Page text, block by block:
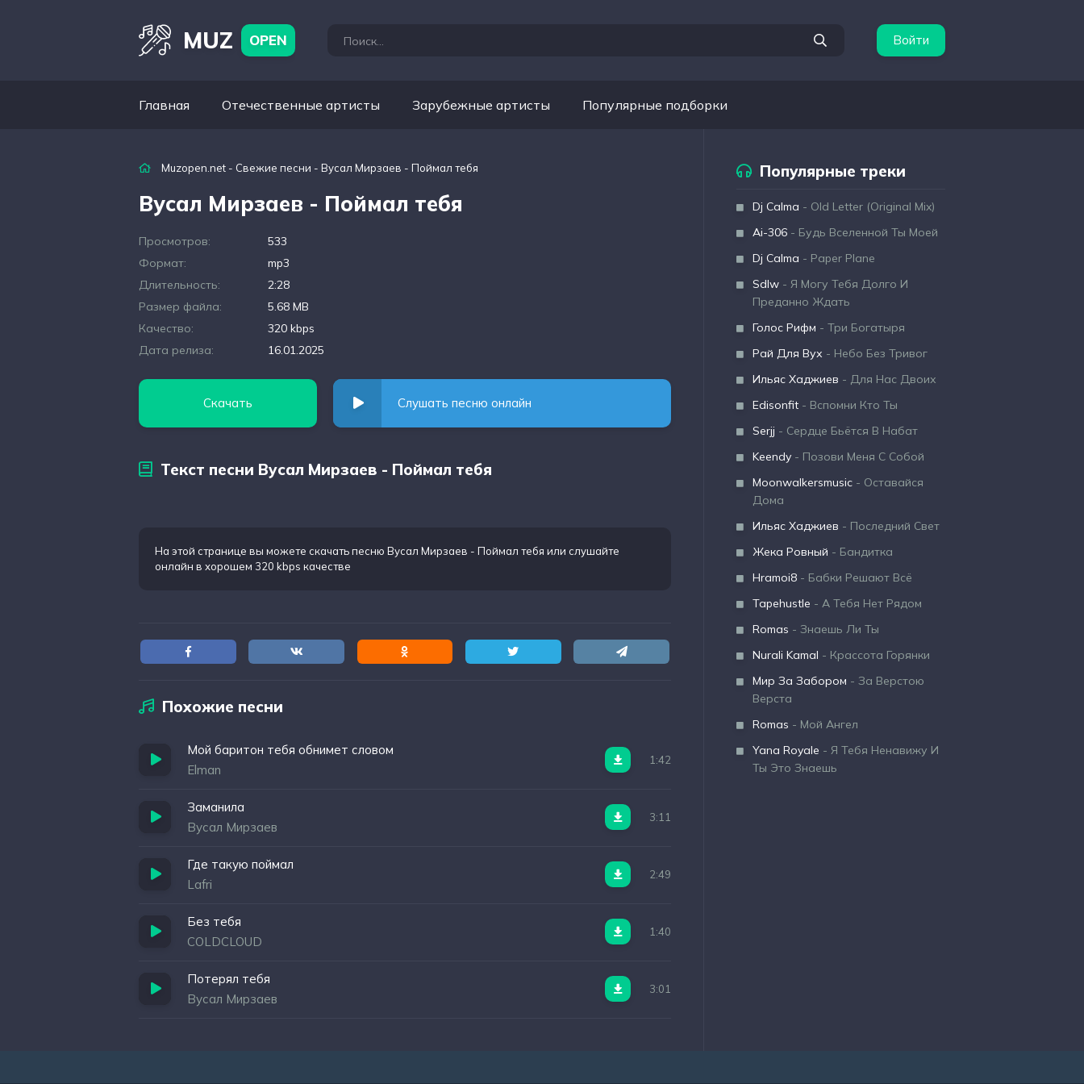
MUZ OPEN Войти
Главная Отечественные артисты Зарубежные артисты Популярные подборки
Muzopen.net - Свежие песни - Вусал Мирзаев - Поймал тебя
Вусал Мирзаев - Поймал тебя
Просмотров:
533
Формат:
mp3
Длительность:
2:28
Размер файла:
5.68 MB
Качество:
320 kbps
Дата релиза:
16.01.2025
Скачать Слушать песню онлайн
Текст песни Вусал Мирзаев - Поймал тебя
На этой странице вы можете скачать песню Вусал Мирзаев - Поймал тебя или слушайте
онлайн в хорошем 320 kbps качестве
Похожие песни
Мой баритон тебя обнимет словом
Elman
1:42
Заманила
Вусал Мирзаев
3:11
Где такую поймал
Lafri
2:49
Без тебя
COLDCLOUD
1:40
Потерял тебя
Вусал Мирзаев
3:01
Популярные треки
Dj Calma - Old Letter (Original Mix)
Ai-306 - Будь Вселенной Ты Моей
Dj Calma - Paper Plane
Sdlw - Я Могу Тебя Долго И
Преданно Ждать
Голос Рифм - Три Богатыря
Рай Для Вух - Небо Без Тривог
Ильяс Хаджиев - Для Нас Двоих
Edisonfit - Вспомни Кто Ты
Serjj - Сердце Бьётся В Набат
Keendy - Позови Меня С Собой
Moonwalkersmusic - Оставайся
Дома
Ильяс Хаджиев - Последний Свет
Жека Ровный - Бандитка
Hramoi8 - Бабки Решают Всё
Tapehustle - А Тебя Нет Рядом
Romas - Знаешь Ли Ты
Nurali Kamal - Крассота Горянки
Мир За Забором - За Верстою
Верста
Romas - Мой Ангел
Yana Royale - Я Тебя Ненавижу И
Ты Это Знаешь